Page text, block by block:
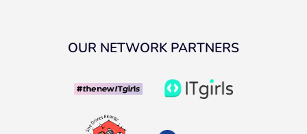
OUR NETWORK PARTNERS